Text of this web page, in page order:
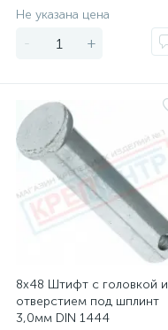
Не указана цена
- +
8х48 Штифт с головкой и
отверстием под шплинт
3,0мм DIN 1444